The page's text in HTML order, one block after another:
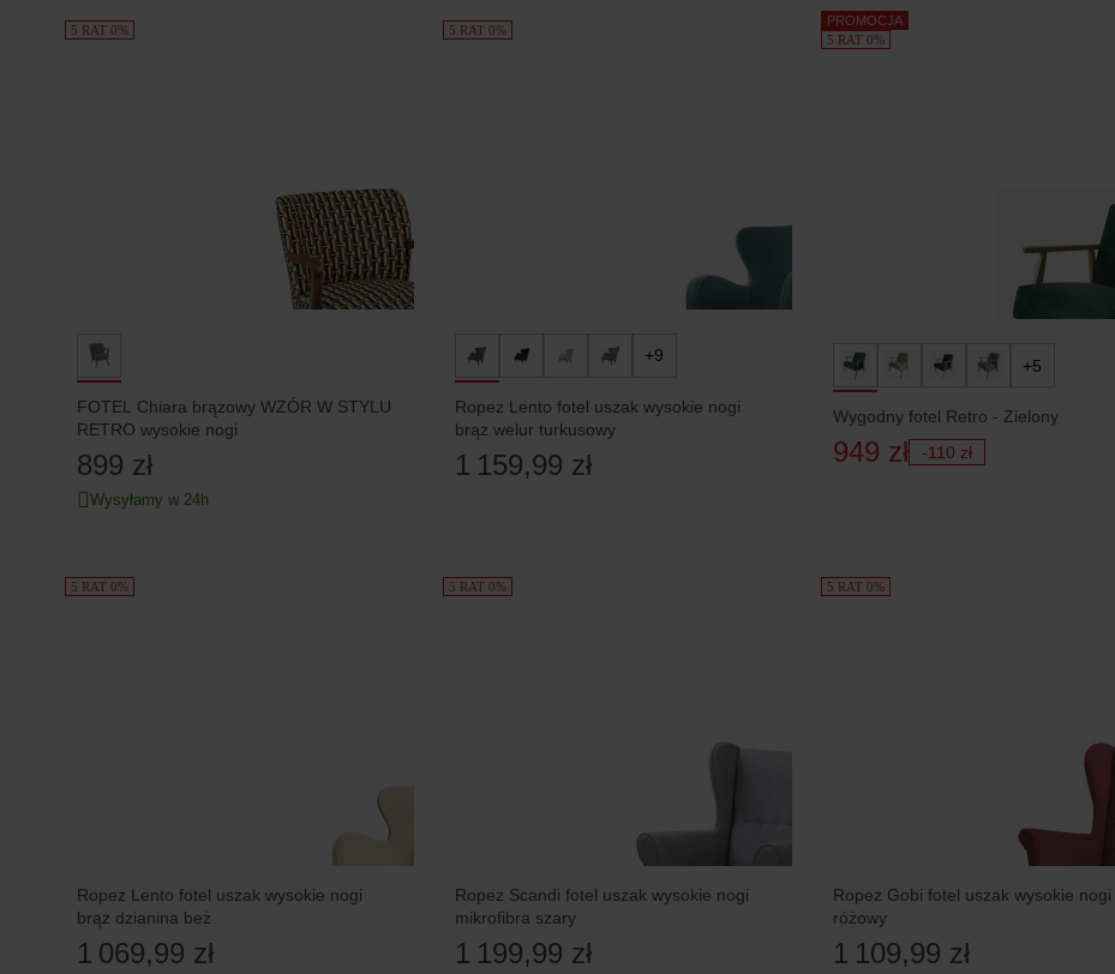
Produkty
5 RAT 0%
FOTEL Chiara brązowy WZÓR W STYLU
RETRO wysokie nogi
899 zł
Wysyłamy w 24h
5 RAT 0%
+9
Ropez Lento fotel uszak wysokie nogi
brąz welur turkusowy
1 159,99 zł
PROMOCJA
5 RAT 0%
+5
Wygodny fotel Retro - Zielony
949 zł -110 zł
5 RAT 0%
Ropez Lento fotel uszak wysokie nogi
brąz dzianina beż
1 069,99 zł
5 RAT 0%
Ropez Scandi fotel uszak wysokie nogi
mikrofibra szary
1 199,99 zł
5 RAT 0%
Ropez Gobi fotel uszak wysokie nogi
różowy
1 109,99 zł